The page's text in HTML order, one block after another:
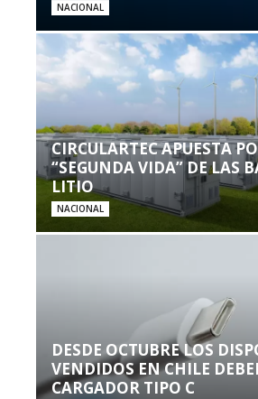
NACIONAL
CIRCULARTEC APUESTA
“SEGUNDA VIDA” DE LAS
LITIO
NACIONAL
DESDE OCTUBRE LOS
VENDIDOS EN CHILE
CARGADOR TIPO C